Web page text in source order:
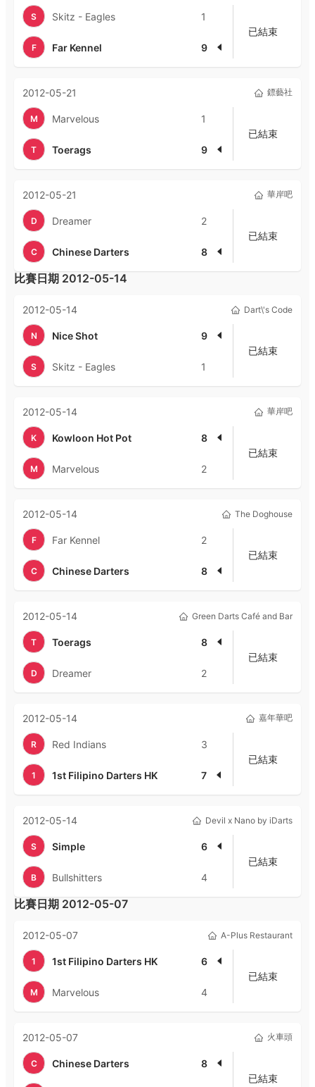
S Skitz - Eagles 1
F Far Kennel 9
已結束
2012-05-21 鏢藝社
M Marvelous 1
T Toerags 9
已結束
2012-05-21 華岸吧
D Dreamer 2
C Chinese Darters 8
已結束
比賽日期 2012-05-14
2012-05-14 Dart\'s Code
N Nice Shot 9
S Skitz - Eagles 1
已結束
2012-05-14 華岸吧
K Kowloon Hot Pot 8
M Marvelous 2
已結束
2012-05-14 The Doghouse
F Far Kennel 2
C Chinese Darters 8
已結束
2012-05-14 Green Darts Café and Bar
T Toerags 8
D Dreamer 2
已結束
2012-05-14 嘉年華吧
R Red Indians 3
1 1st Filipino Darters HK 7
已結束
2012-05-14 Devil x Nano by iDarts
S Simple 6
B Bullshitters 4
已結束
比賽日期 2012-05-07
2012-05-07 A-Plus Restaurant
1 1st Filipino Darters HK 6
M Marvelous 4
已結束
2012-05-07 火車頭
C Chinese Darters 8
已結束